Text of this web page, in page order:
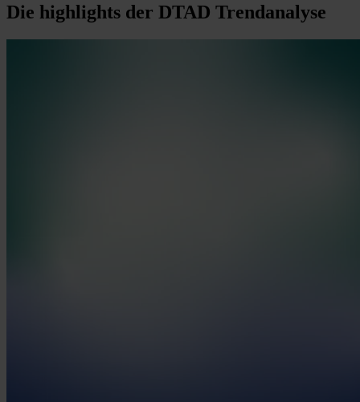
Die highlights der DTAD Trendanalyse